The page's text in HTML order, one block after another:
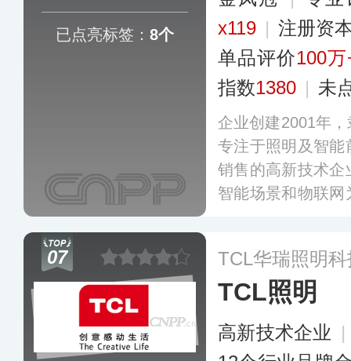
已点亮标签： 8个
x119 | 注册资
单品评价100万
指数1380 | 未
企业创建2001年
专注于照明及智
销售的高新技术
智能场景和物联
产品，广泛应用
通、工业生产、
07 TCL华瑞照明
TCL照明
高新技术企业 |